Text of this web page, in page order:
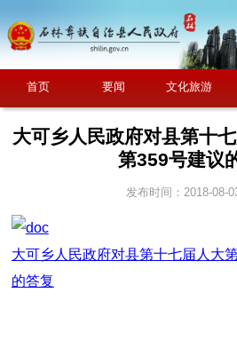
首页 要闻 文化旅游
大可乡人民政府对县第十
第359号建议
发布时间：2018-08-
大可乡人民政府对县第十七届人大
的答复